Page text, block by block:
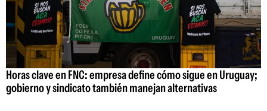
Horas clave en FNC: empresa define cómo sigue en Uruguay;
gobierno y sindicato también manejan alternativas